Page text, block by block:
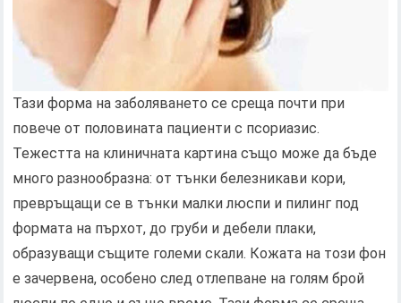
Тази форма на заболяването се среща почти при
повече от половината пациенти с псориазис.
Тежестта на клиничната картина също може да бъде
много разнообразна: от тънки белезникави кори,
превръщащи се в тънки малки люспи и пилинг под
формата на пърхот, до груби и дебели плаки,
образуващи същите големи скали. Кожата на този фон
е зачервена, особено след отлепване на голям брой